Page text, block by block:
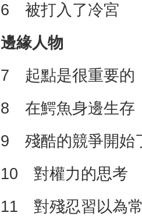
6 被打入了冷宮
邊緣人物
7 起點是很重要的
8 在鰐魚身邊生存
9 殘酷的競爭開始
10 對權力的思考
11 對殘忍習以為